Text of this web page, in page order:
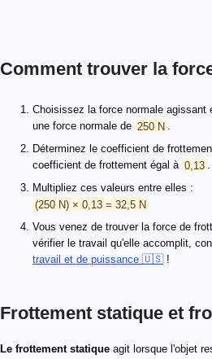
Comment trouver la
Choisissez la force normale agissant
une force normale de 250 N .
Déterminez le coefficient de
coefficient de frottement égal à 0,13 .
Multipliez ces valeurs entre elles :
(250 N) × 0,13 = 32,5 N
Vous venez de trouver la force de
vérifier le travail qu'elle accomplit,
travail et de puissance 🇺🇸!
Frottement statique et
Le frottement statique agit lorsque l'objet